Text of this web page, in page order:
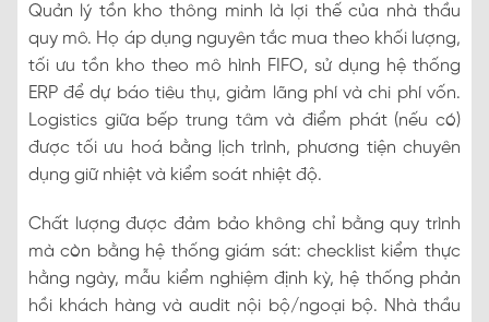
Quản lý tồn kho thông minh là lợi thế của nhà thầu
quy mô. Họ áp dụng nguyên tắc mua theo khối lượng,
tối ưu tồn kho theo mô hình FIFO, sử dụng hệ thống
ERP để dự báo tiêu thụ, giảm lãng phí và chi phí vốn.
Logistics giữa bếp trung tâm và điểm phát (nếu có)
được tối ưu hoá bằng lịch trình, phương tiện chuyên
dụng giữ nhiệt và kiểm soát nhiệt độ.
Chất lượng được đảm bảo không chỉ bằng quy trình
mà còn bằng hệ thống giám sát: checklist kiểm thực
hằng ngày, mẫu kiểm nghiệm định kỳ, hệ thống phản
hồi khách hàng và audit nội bộ/ngoại bộ. Nhà thầu